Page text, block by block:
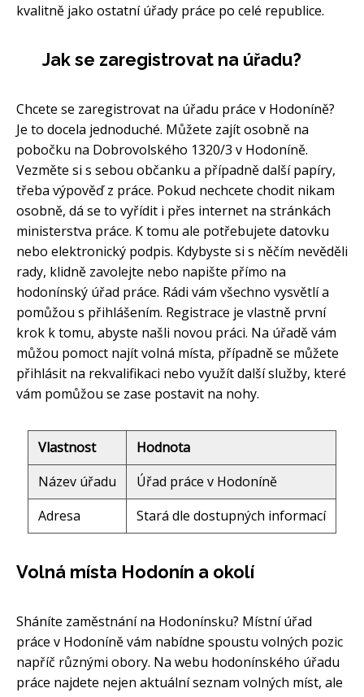
kvalitně jako ostatní úřady práce po celé republice.
Jak se zaregistrovat na úřadu?
Chcete se zaregistrovat na úřadu práce v Hodoníně?
Je to docela jednoduché. Můžete zajít osobně na
pobočku na Dobrovolského 1320/3 v Hodoníně.
Vezměte si s sebou občanku a případně další papíry,
třeba výpověď z práce. Pokud nechcete chodit nikam
osobně, dá se to vyřídit i přes internet na stránkách
ministerstva práce. K tomu ale potřebujete datovku
nebo elektronický podpis. Kdybyste si s něčím nevěděli
rady, klidně zavolejte nebo napište přímo na
hodonínský úřad práce. Rádi vám všechno vysvětlí a
pomůžou s přihlášením. Registrace je vlastně první
krok k tomu, abyste našli novou práci. Na úřadě vám
můžou pomoct najít volná místa, případně se můžete
přihlásit na rekvalifikaci nebo využít další služby, které
vám pomůžou se zase postavit na nohy.
Vlastnost
Hodnota
Název úřadu
Úřad práce v Hodoníně
Adresa
Stará dle dostupných informací
Volná místa Hodonín a okolí
Sháníte zaměstnání na Hodonínsku? Místní úřad
práce v Hodoníně vám nabídne spoustu volných pozic
napříč různými obory. Na webu hodonínského úřadu
práce najdete nejen aktuální seznam volných míst, ale